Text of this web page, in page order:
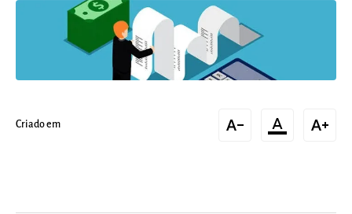
Criado em text_decrease format_color_text text_increase